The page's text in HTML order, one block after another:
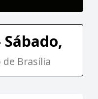
Brasília